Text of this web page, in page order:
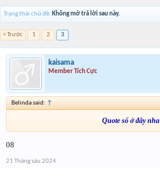
Trạng thái chủ đề: Không mở trả lời sau này.
< Trước 1 2 3
kaisama
Member Tích Cực
Belinda said: ↑
Quote số ở đây nha
08
21 Tháng sáu 2024